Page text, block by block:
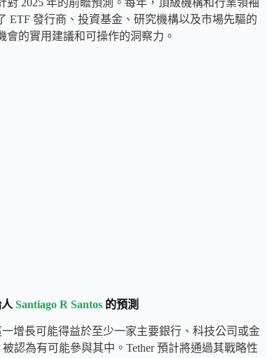
ETF 發行商、投資基金、研究機構以及市場先驅的
的實用建議和可操作的洞察力。
Santiago R Santos 的預測
增長可能得益於至少一家主要銀行、科技公司或金
認為有可能參與其中。Tether 預計將通過其戰略性